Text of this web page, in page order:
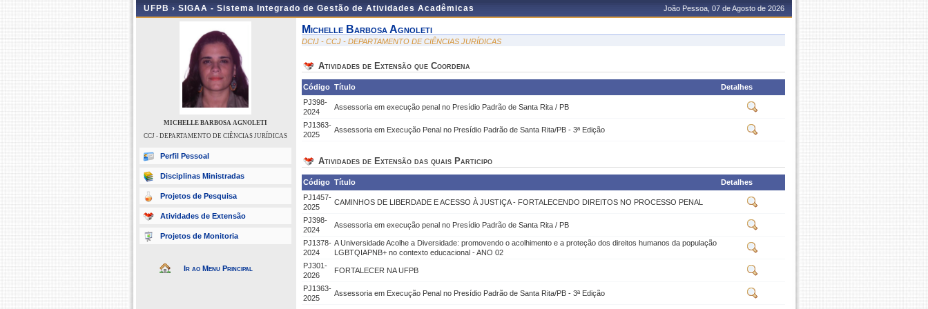
UFPB › SIGAA - Sistema Integrado de Gestão de Atividades Acadêmicas João Pessoa, 07 de Agosto de 2026
MICHELLE BARBOSA AGNOLETI
CCJ - DEPARTAMENTO DE CIÊNCIAS JURÍDICAS
Perfil Pessoal
Disciplinas Ministradas
Projetos de Pesquisa
Atividades de Extensão
Projetos de Monitoria
Ir ao Menu Principal
Michelle Barbosa Agnoleti
DCIJ - CCJ - DEPARTAMENTO DE CIÊNCIAS JURÍDICAS
Atividades de Extensão que Coordena
Código Título
Detalhes
PJ398-
2024
Assessoria em execução penal no Presídio Padrão de Santa Rita / PB
PJ1363-
2025
Assessoria em Execução Penal no Presídio Padrão de Santa Rita/PB - 3ª Edição
Atividades de Extensão das quais Participo
Código Título
Detalhes
PJ1457-
2025
CAMINHOS DE LIBERDADE E ACESSO À JUSTIÇA - FORTALECENDO DIREITOS NO PROCESSO PENAL
PJ398-
2024
Assessoria em execução penal no Presídio Padrão de Santa Rita / PB
PJ1378-
2024
A Universidade Acolhe a Diversidade: promovendo o acolhimento e a proteção dos direitos humanos da população
LGBTQIAPNB+ no contexto educacional - ANO 02
PJ301-
2026
FORTALECER NA UFPB
PJ1363-
2025
Assessoria em Execução Penal no Presídio Padrão de Santa Rita/PB - 3ª Edição